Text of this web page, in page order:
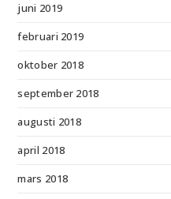
juni 2019
februari 2019
oktober 2018
september 2018
augusti 2018
april 2018
mars 2018